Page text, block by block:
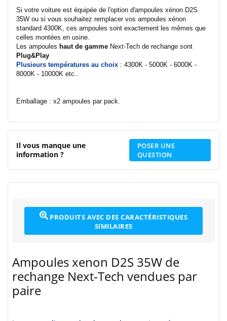
Si votre voiture est équipée de l'option d'ampoules xénon D2S
35W ou si vous souhaitez remplacer vos ampoules xénon
standard 4300K, ces ampoules sont exactement les mêmes que
celles montées en usine.
Les ampoules haut de gamme Next-Tech de rechange sont
Plug&Play
Plusieurs températures au choix : 4300K - 5000K - 6000K -
8000K - 10000K etc..
Emballage : x2 ampoules par pack.
Il vous manque une
information ?
POSER UNE
QUESTION
PRODUITS AVEC DES CARACTÉRISTIQUES
SIMILAIRES
Ampoules xenon D2S 35W de
rechange Next-Tech vendues par
paire